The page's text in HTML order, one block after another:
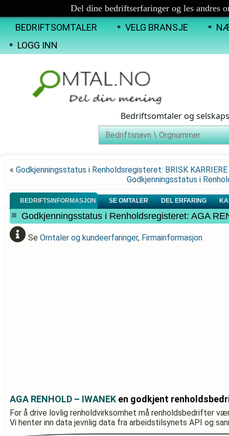
Del dine bedriftserfaringer og les andres
BEDRIFTSOMTALER VELG BRANSJE
LOGG INN
Bedriftsomtaler og
« Godkjenningsstatus i Renholdsregisteret: BRISK KARRIERE
Godkjenningsstatus i
BEDRIFTSINFORMASJON SE OMTALER DEL ERFARING
Godkjenningsstatus i Renholdsregisteret: AGA
Se Omtaler og kundeerfaringer, Firmainformasjon
AGA RENHOLD – IWANEK en godkjent
For å drive lovlig renholdvirksomhet må renholdsbedrifter
Vi henter inn data jevnlig data fra arbeidstilsynets API og